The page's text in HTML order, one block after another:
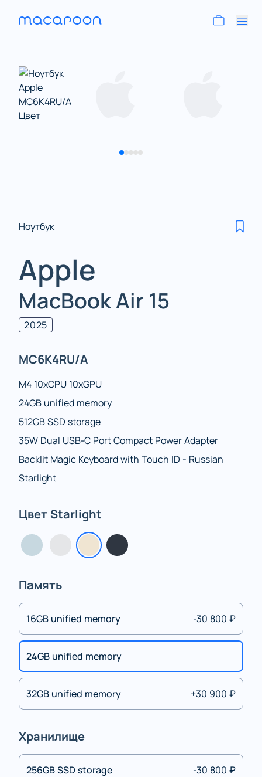
Ноутбук
Apple
MacBook Air 15
2025
MC6K4RU/A
M4 10xCPU 10xGPU
24GB unified memory
512GB SSD storage
35W Dual USB‑C Port Compact Power Adapter
Backlit Magic Keyboard with Touch ID - Russian
Starlight
Цвет Starlight
Память
16GB unified memory -30 800 ₽
24GB unified memory
32GB unified memory +30 900 ₽
Хранилище
256GB SSD storage -30 800 ₽